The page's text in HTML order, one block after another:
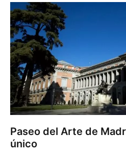
Paseo del Arte de
único